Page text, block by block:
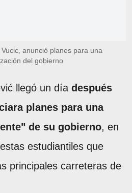
anunció planes para una
del gobierno
llegó un día después
planes para una
de su gobierno, en
estudiantiles que
principales carreteras de